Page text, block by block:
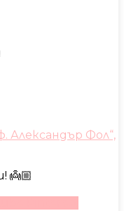
Александър Фол“,
👼🏼